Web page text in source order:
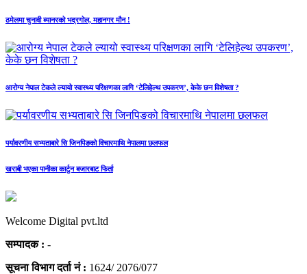
ठमेलमा चुनावी ब्यानरको भद्रगोल, महानगर मौन !
आरोग्य नेपाल टेकले ल्यायो स्वास्थ्य परिक्षणका लागि ‘टेलिहेल्थ उपकरण’, केके छन विशेषता ?
पर्यावरणीय सभ्यताबारे सि जिनपिङको विचारमाथि नेपालमा छलफल
खराबी भएका पानीका कार्टुन बजारबाट फिर्ता
Welcome Digital pvt.ltd
सम्पादक : -
सूचना विभाग दर्ता नं : 1624/ 2076/077